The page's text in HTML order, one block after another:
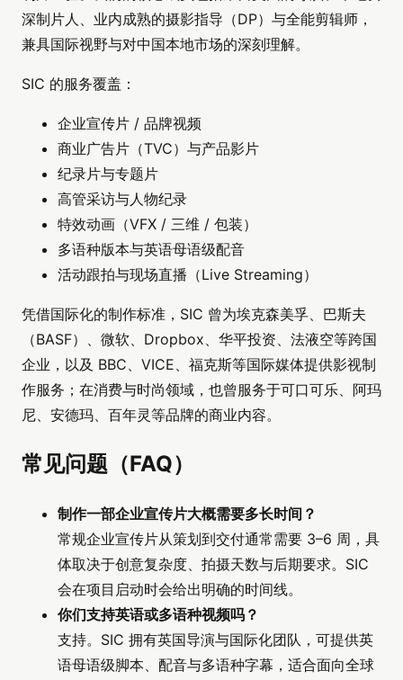
深制片人、业内成熟的摄影指导（DP）与全能剪辑师，
兼具国际视野与对中国本地市场的深刻理解。
SIC 的服务覆盖：
企业宣传片 / 品牌视频
商业广告片（TVC）与产品影片
纪录片与专题片
高管采访与人物纪录
特效动画（VFX / 三维 / 包装）
多语种版本与英语母语级配音
活动跟拍与现场直播（Live Streaming）
凭借国际化的制作标准，SIC 曾为埃克森美孚、巴斯夫
（BASF）、微软、Dropbox、华平投资、法液空等跨国
企业，以及 BBC、VICE、福克斯等国际媒体提供影视制
作服务；在消费与时尚领域，也曾服务于可口可乐、阿玛
尼、安德玛、百年灵等品牌的商业内容。
常见问题（FAQ）
制作一部企业宣传片大概需要多长时间？
常规企业宣传片从策划到交付通常需要 3–6 周，具
体取决于创意复杂度、拍摄天数与后期要求。SIC
会在项目启动时会给出明确的时间线。
你们支持英语或多语种视频吗？
支持。SIC 拥有英国导演与国际化团队，可提供英
语母语级脚本、配音与多语种字幕，适合面向全球